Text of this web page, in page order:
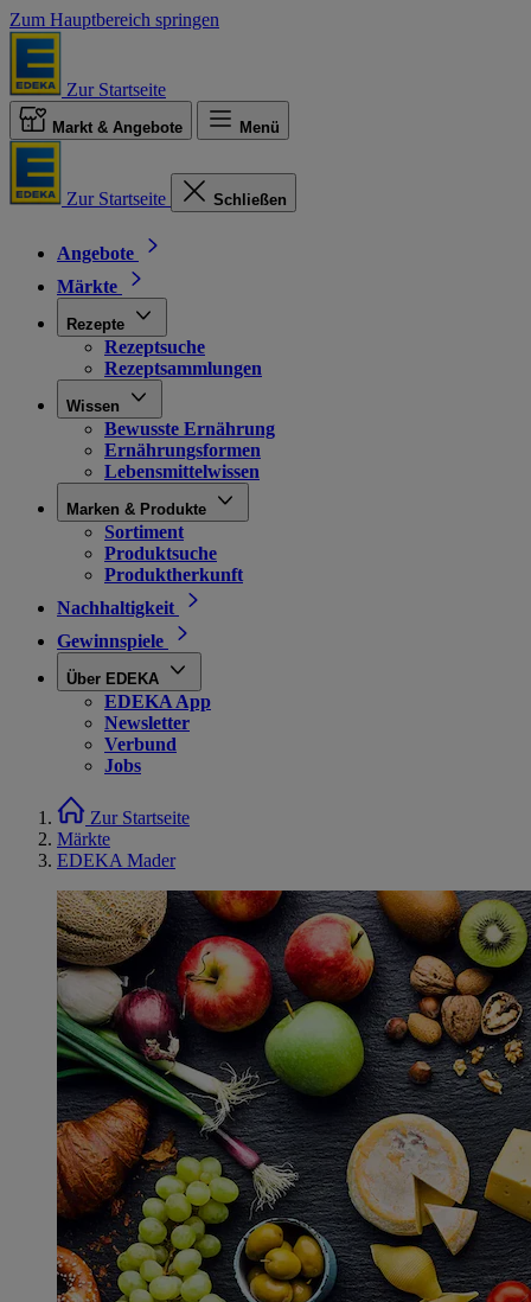
Zum Hauptbereich springen
Zur Startseite
Markt & Angebote Menü
Zur Startseite Schließen
Angebote
Märkte
Rezepte
Rezeptsuche
Rezeptsammlungen
Wissen
Bewusste Ernährung
Ernährungsformen
Lebensmittelwissen
Marken & Produkte
Sortiment
Produktsuche
Produktherkunft
Nachhaltigkeit
Gewinnspiele
Über EDEKA
EDEKA App
Newsletter
Verbund
Jobs
Zur Startseite
Märkte
EDEKA Mader